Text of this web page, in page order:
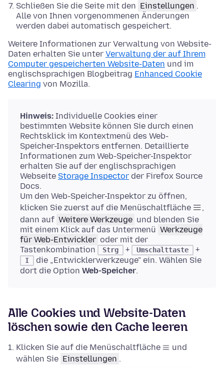
Schließen Sie die Seite mit den Einstellungen .
Alle von Ihnen vorgenommenen Änderungen
werden dabei automatisch gespeichert.
Weitere Informationen zur Verwaltung von Website-
Daten erhalten Sie unter Verwaltung der auf Ihrem
Computer gespeicherten Website-Daten und im
englischsprachigen Blogbeitrag Enhanced Cookie
Clearing von Mozilla.
Hinweis: Individuelle Cookies einer
bestimmten Website können Sie durch einen
Rechtsklick im Kontextmenü des Web-
Speicher-Inspektors entfernen. Detaillierte
Informationen zum Web-Speicher-Inspektor
erhalten Sie auf der englischsprachigen
Webseite Storage Inspector der Firefox Source
Docs.
Um den Web-Speicher-Inspektor zu öffnen,
klicken Sie zuerst auf die Menüschaltfläche
,
dann auf Weitere Werkzeuge und blenden Sie
mit einem Klick auf das Untermenü Werkzeuge
für Web-Entwickler oder mit der
Tastenkombination
Strg + Umschalttaste +
I
die „Entwicklerwerkzeuge" ein. Wählen Sie
dort die Option Web-Speicher.
Alle Cookies und Website-Daten
löschen sowie den Cache leeren
Klicken Sie auf die Menüschaltfläche
und
wählen Sie Einstellungen .